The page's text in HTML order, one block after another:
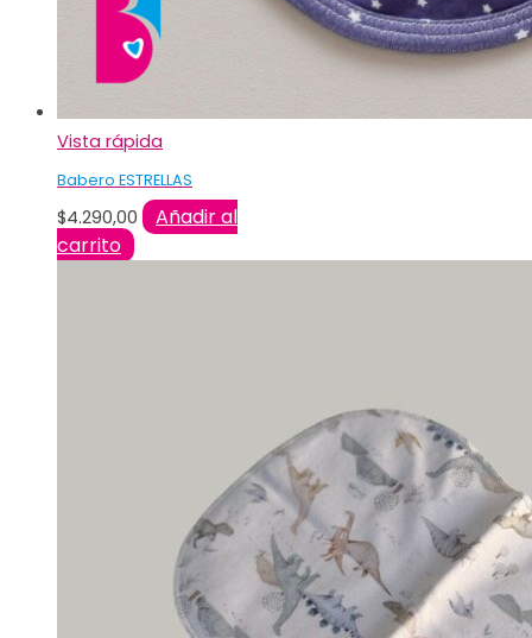
Vista rápida
Babero ESTRELLAS
$4.290,00
Añadir al
carrito